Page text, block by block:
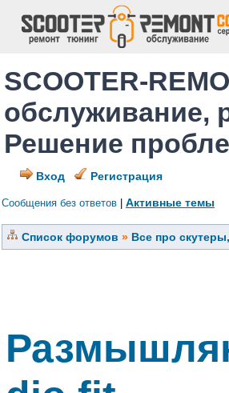
SCOOTER-
обслуживание,
Решение
Вход Регистрация
Сообщения без ответов Активные темы
Список форумов » Все про